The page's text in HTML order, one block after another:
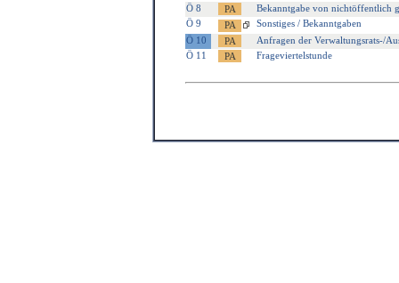
Ö 8
Bekanntgabe von nichtöffentlich
Ö 9
Sonstiges / Bekanntgaben
Ö 10
Anfragen der Verwaltungsrats-/
Ö 11
Frageviertelstunde